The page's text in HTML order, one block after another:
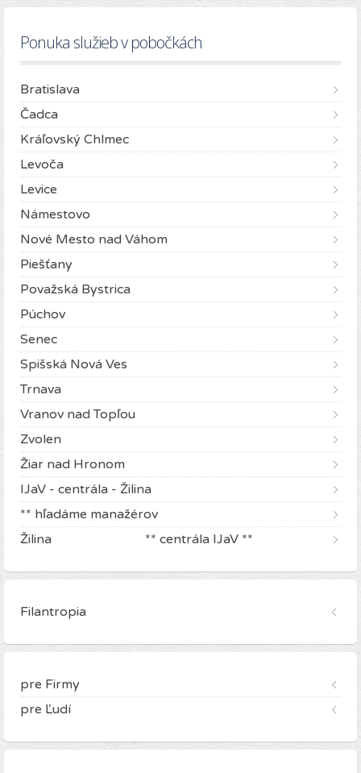
Ponuka služieb v pobočkách
Bratislava
Čadca
Kráľovský Chlmec
Levoča
Levice
Námestovo
Nové Mesto nad Váhom
Piešťany
Považská Bystrica
Púchov
Senec
Spišská Nová Ves
Trnava
Vranov nad Topľou
Zvolen
Žiar nad Hronom
IJaV - centrála - Žilina
** hľadáme manažérov
Žilina ** centrála IJaV **
Filantropia
pre Firmy
pre Ľudí